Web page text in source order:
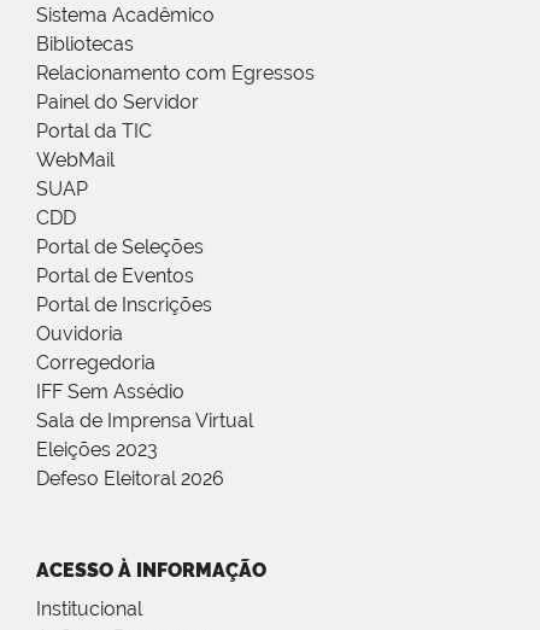
Sistema Acadêmico
Bibliotecas
Relacionamento com Egressos
Painel do Servidor
Portal da TIC
WebMail
SUAP
CDD
Portal de Seleções
Portal de Eventos
Portal de Inscrições
Ouvidoria
Corregedoria
IFF Sem Assédio
Sala de Imprensa Virtual
Eleições 2023
Defeso Eleitoral 2026
ACESSO À INFORMAÇÃO
Institucional